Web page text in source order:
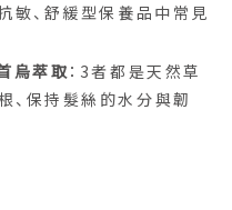
敏、舒緩型保養品中常見
烏萃取：3者都是天然草
、保持髮絲的水分與韌